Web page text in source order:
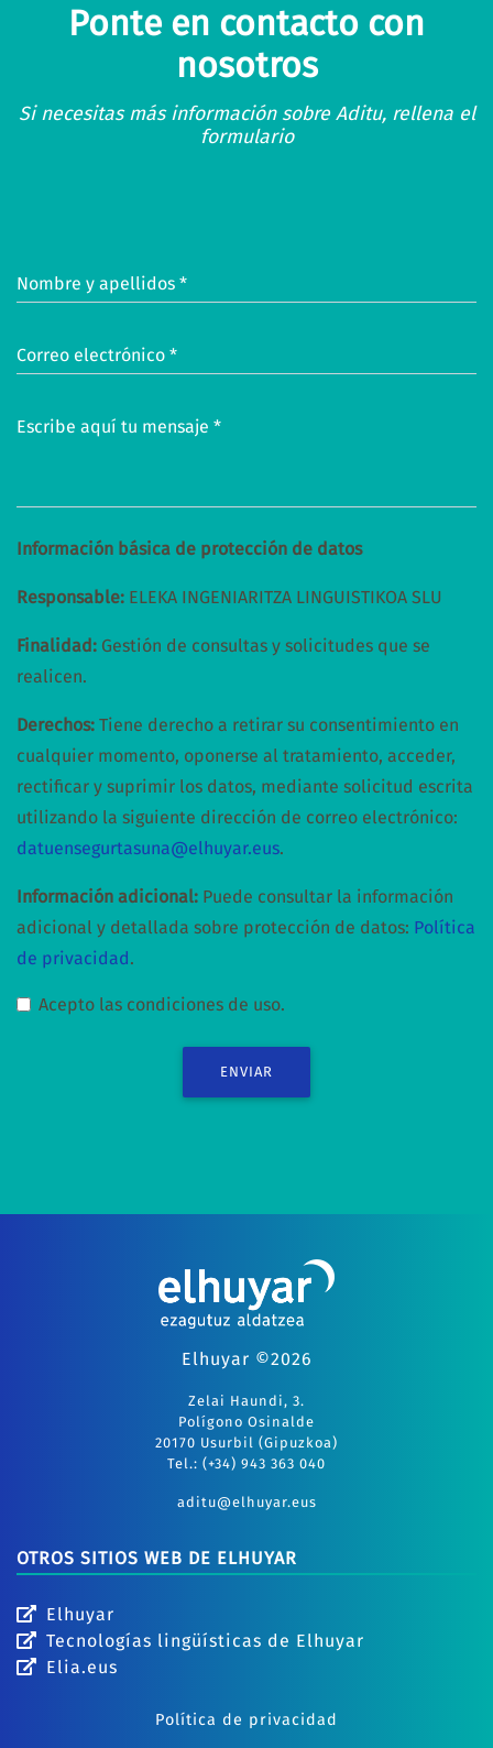
Ponte en contacto con
nosotros
Si necesitas más información sobre Aditu, rellena el
formulario
Nombre y apellidos *
Correo electrónico *
Escribe aquí tu mensaje *
Información básica de protección de datos
Responsable: ELEKA INGENIARITZA LINGUISTIKOA SLU
Finalidad: Gestión de consultas y solicitudes que se
realicen.
Derechos: Tiene derecho a retirar su consentimiento en
cualquier momento, oponerse al tratamiento, acceder,
rectificar y suprimir los datos, mediante solicitud escrita
utilizando la siguiente dirección de correo electrónico:
datuensegurtasuna@elhuyar.eus.
Información adicional: Puede consultar la información
adicional y detallada sobre protección de datos: Política
de privacidad.
Acepto las condiciones de uso.
ENVIAR
Elhuyar ©2026
Zelai Haundi, 3.
Polígono Osinalde
20170 Usurbil (Gipuzkoa)
Tel.: (+34) 943 363 040
aditu@elhuyar.eus
OTROS SITIOS WEB DE ELHUYAR
Elhuyar
Tecnologías lingüísticas de Elhuyar
Elia.eus
Política de privacidad